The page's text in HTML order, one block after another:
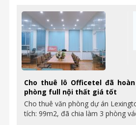
Cho thuê lô Officetel đã
phòng full nội thất giá tốt
Cho thuê văn phòng dự án
tích: 99m2, đã chia làm 3 phòng